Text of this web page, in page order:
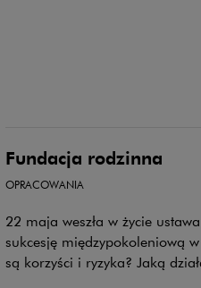
Fundacja rodzinna
OPRACOWANIA
22 maja weszła w życie
sukcesję międzypokoleniową
są korzyści i ryzyka? Jaką